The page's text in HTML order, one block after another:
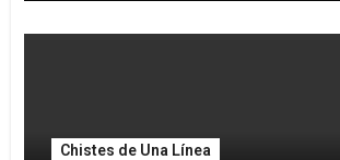
Chistes de Una Línea